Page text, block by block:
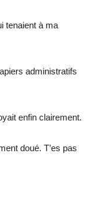
tenaient à ma
administratifs
enfin clairement.
doué. T’es pas